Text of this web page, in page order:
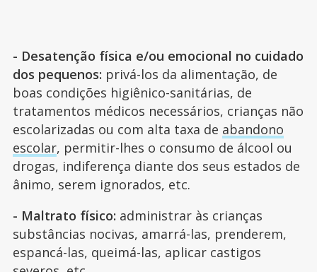
- Desatenção física e/ou emocional no cuidado
dos pequenos: privá-los da alimentação, de
boas condições higiênico-sanitárias, de
tratamentos médicos necessários, crianças não
escolarizadas ou com alta taxa de abandono
escolar, permitir-lhes o consumo de álcool ou
drogas, indiferença diante dos seus estados de
ânimo, serem ignorados, etc.
- Maltrato físico: administrar às crianças
substâncias nocivas, amarrá-las, prenderem,
espancá-las, queimá-las, aplicar castigos